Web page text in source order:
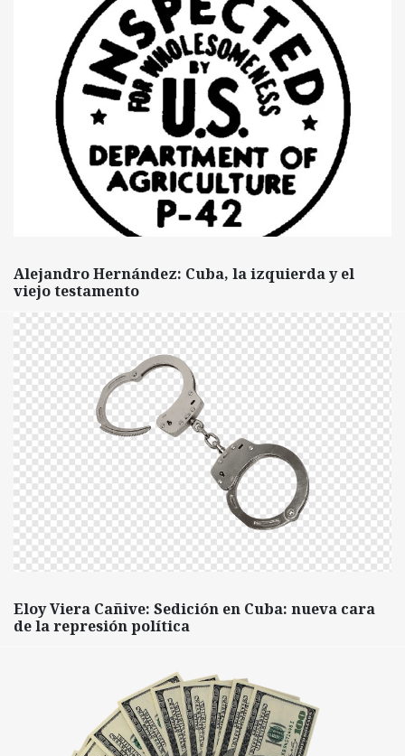
Alejandro Hernández: Cuba, la izquierda y el
viejo testamento
Eloy Viera Cañive: Sedición en Cuba: nueva cara
de la represión política